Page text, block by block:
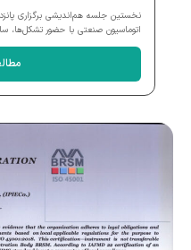
نخستین جلسه هم‌اندیشی برگزاری
اتوماسیون صنعتی با حضور تشکل‌ها،